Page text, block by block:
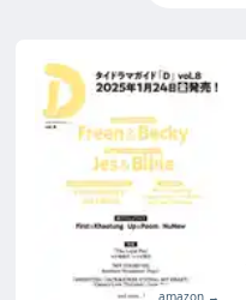
amazon →